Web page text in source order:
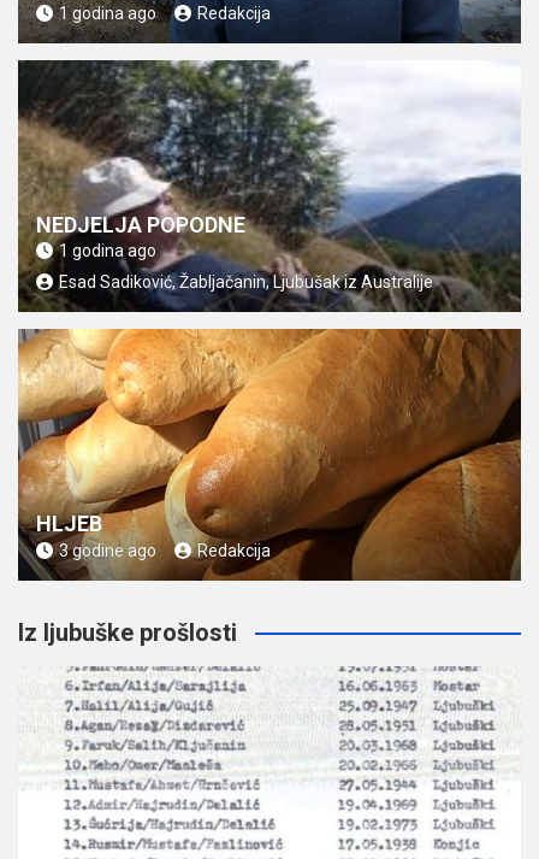
1 godina ago Redakcija
NEDJELJA POPODNE
1 godina ago
Esad Sadiković, Žabljačanin, Ljubušak iz Australije
HLJEB
3 godine ago Redakcija
Iz ljubuške prošlosti